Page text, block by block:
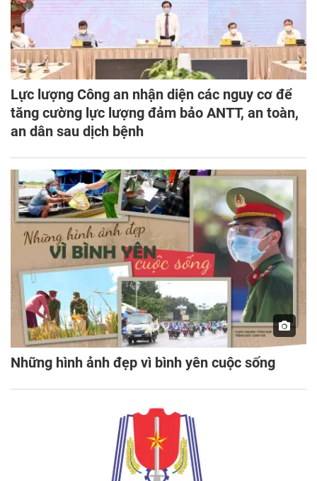
Lực lượng Công an nhận diện các nguy cơ để
tăng cường lực lượng đảm bảo ANTT, an toàn,
an dân sau dịch bệnh
Những hình ảnh đẹp vì bình yên cuộc sống